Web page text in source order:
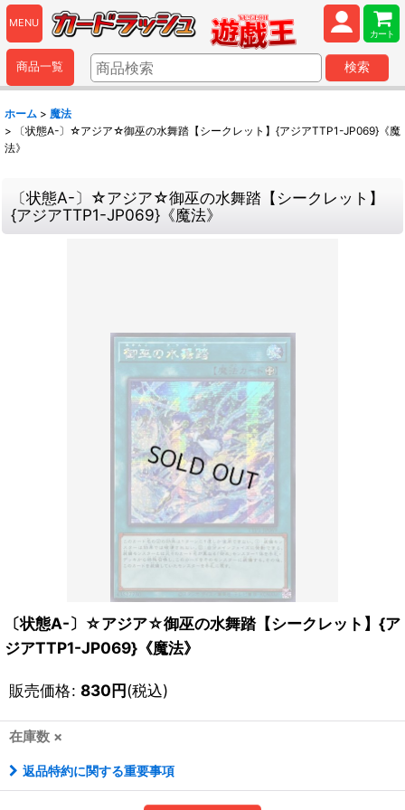
MENU
カート
商品一覧 検索
ホーム > 魔法
>
〔状態A-〕☆アジア☆御巫の水舞踏【シークレット】{アジアTTP1-JP069}《魔
法》
〔状態A-〕☆アジア☆御巫の水舞踏【シークレット】
{アジアTTP1-JP069}《魔法》
〔状態A-〕☆アジア☆御巫の水舞踏【シークレット】{ア
ジアTTP1-JP069}《魔法》
販売価格: 830円(税込)
在庫数 ×
返品特約に関する重要事項